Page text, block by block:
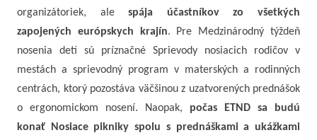
organizátoriek, alespája účastníkov zo všetkých
zapojených európskych krajín. Pre Medzinárodný týždeň
nosenia detí sú príznačné Sprievody nosiacich rodičov v
mestách a sprievodný program v materských a rodinných
centrách, ktorý pozostáva väčšinou z uzatvorených prednášok
o ergonomickom nosení. Naopak, počas ETND sa budú
konať Nosiace pikniky spolu s prednáškami a ukážkami